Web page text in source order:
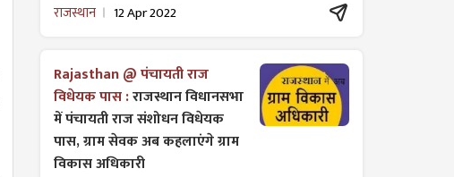
राजस्थान 12 Apr 2022
Rajasthan @ पंचायती राज
विधेयक पास :राजस्थान विधानसभा
में पंचायती राज ​संशोधन विधेयक
पास, ग्राम सेवक अब कहलाएंगे ग्राम
विकास अधिकारी